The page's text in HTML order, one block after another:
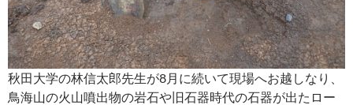
秋田大学の林信太郎先生が8月に続いて現場へお越しなり、
鳥海山の火山噴出物の岩石や旧石器時代の石器が出たロー